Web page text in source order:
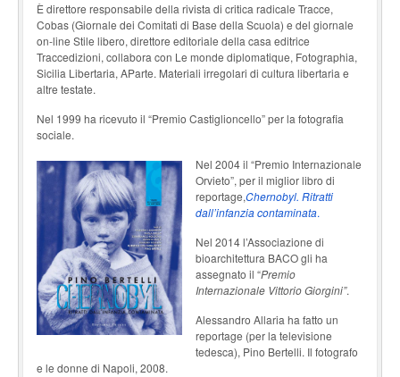
È direttore responsabile della rivista di critica radicale Tracce,
Cobas (Giornale dei Comitati di Base della Scuola) e del giornale
on-line Stile libero, direttore editoriale della casa editrice
Traccedizioni, collabora con Le monde diplomatique, Fotographia,
Sicilia Libertaria, AParte. Materiali irregolari di cultura libertaria e
altre testate.
Nel 1999 ha ricevuto il “Premio Castiglioncello” per la fotografia
sociale.
Nel 2004 il “Premio Internazionale
Orvieto”, per il miglior libro di
reportage,Chernobyl. Ritratti
dall’infanzia contaminata.
Nel 2014 l’Associazione di
bioarchitettura BACO gli ha
assegnato il “Premio
Internazionale Vittorio Giorgini”.
Alessandro Allaria ha fatto un
reportage (per la televisione
tedesca), Pino Bertelli. Il fotografo
e le donne di Napoli, 2008.